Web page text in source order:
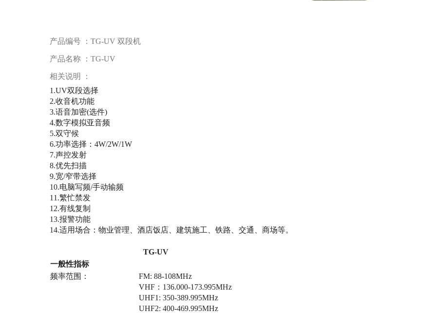
产品编号 ：TG-UV 双段机
产品名称 ：TG-UV
相关说明 ：
1.UV双段选择
2.收音机功能
3.语音加密(选件)
4.数字模拟亚音频
5.双守候
6.功率选择：4W/2W/1W
7.声控发射
8.优先扫描
9.宽/窄带选择
10.电脑写频/手动输频
11.繁忙禁发
12.有线复制
13.报警功能
14.适用场合：物业管理、酒店饭店、建筑施工、铁路、交通、商场等。
TG-UV
一般性指标
频率范围：
FM: 88-108MHz
VHF：136.000-173.995MHz
UHF1: 350-389.995MHz
UHF2: 400-469.995MHz